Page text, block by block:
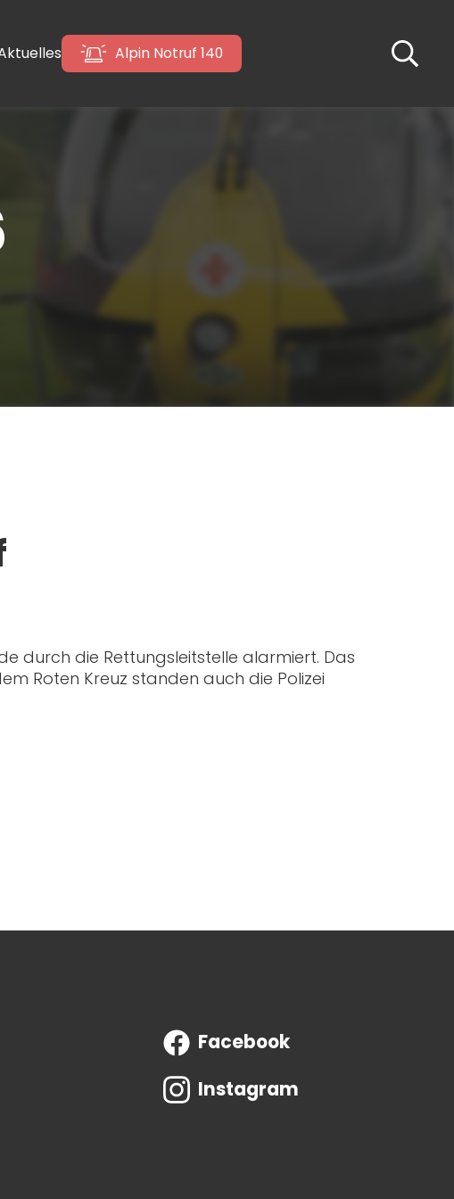
Alpin Notruf 140
durch die Rettungsleitstelle alarmiert. Das
Roten Kreuz standen auch die Polizei
Facebook
Instagram